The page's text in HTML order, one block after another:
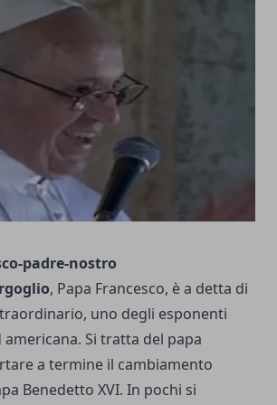
, Papa Francesco, è a detta di
uno degli esponenti
americana. Si tratta del papa
a termine il cambiamento
Benedetto XVI. In pochi si